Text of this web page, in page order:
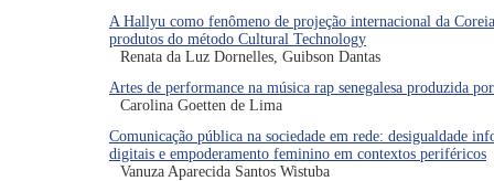
A Hallyu como fenômeno de projeção internacional da
produtos do método Cultural Technology
Renata da Luz Dornelles, Guibson Dantas
Artes de performance na música rap senegalesa produzida
Carolina Goetten de Lima
Comunicação pública na sociedade em rede: desigualdade
digitais e empoderamento feminino em contextos periféricos
Vanuza Aparecida Santos Wistuba